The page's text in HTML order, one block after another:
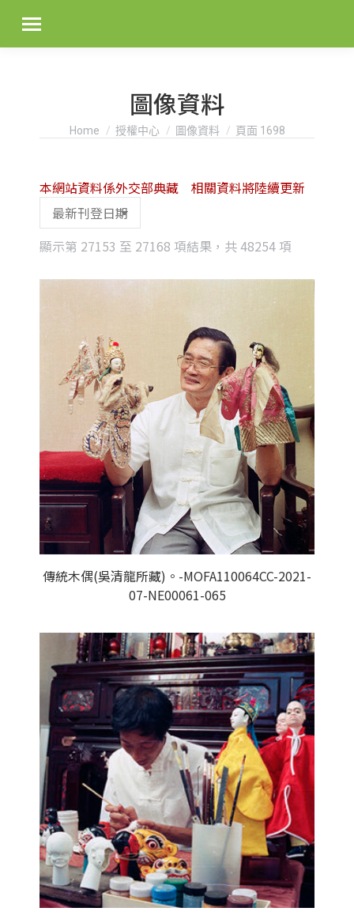
圖像資料
You are here:
Home 授權中心 圖像資料 頁面 1698
顯示第 27153 至 27168 項結果，共 48254 項
latest
本網站資料係外交部典藏 相關資料將陸續更新
傳統木偶(吳清龍所藏)。-MOFA110064CC-2021-
07-NE00061-065